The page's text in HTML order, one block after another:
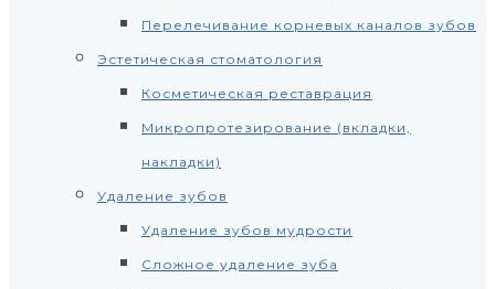
Перелечивание корневых каналов зубов
Эстетическая стоматология
Косметическая реставрация
Микропротезирование (вкладки,
накладки)
Удаление зубов
Удаление зубов мудрости
Сложное удаление зуба